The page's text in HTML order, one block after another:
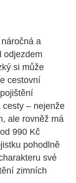
a
odjezdem
si může
cestovní
cesty – nejenže
ale rovněž má
990 Kč
pohodlně
své
zimních